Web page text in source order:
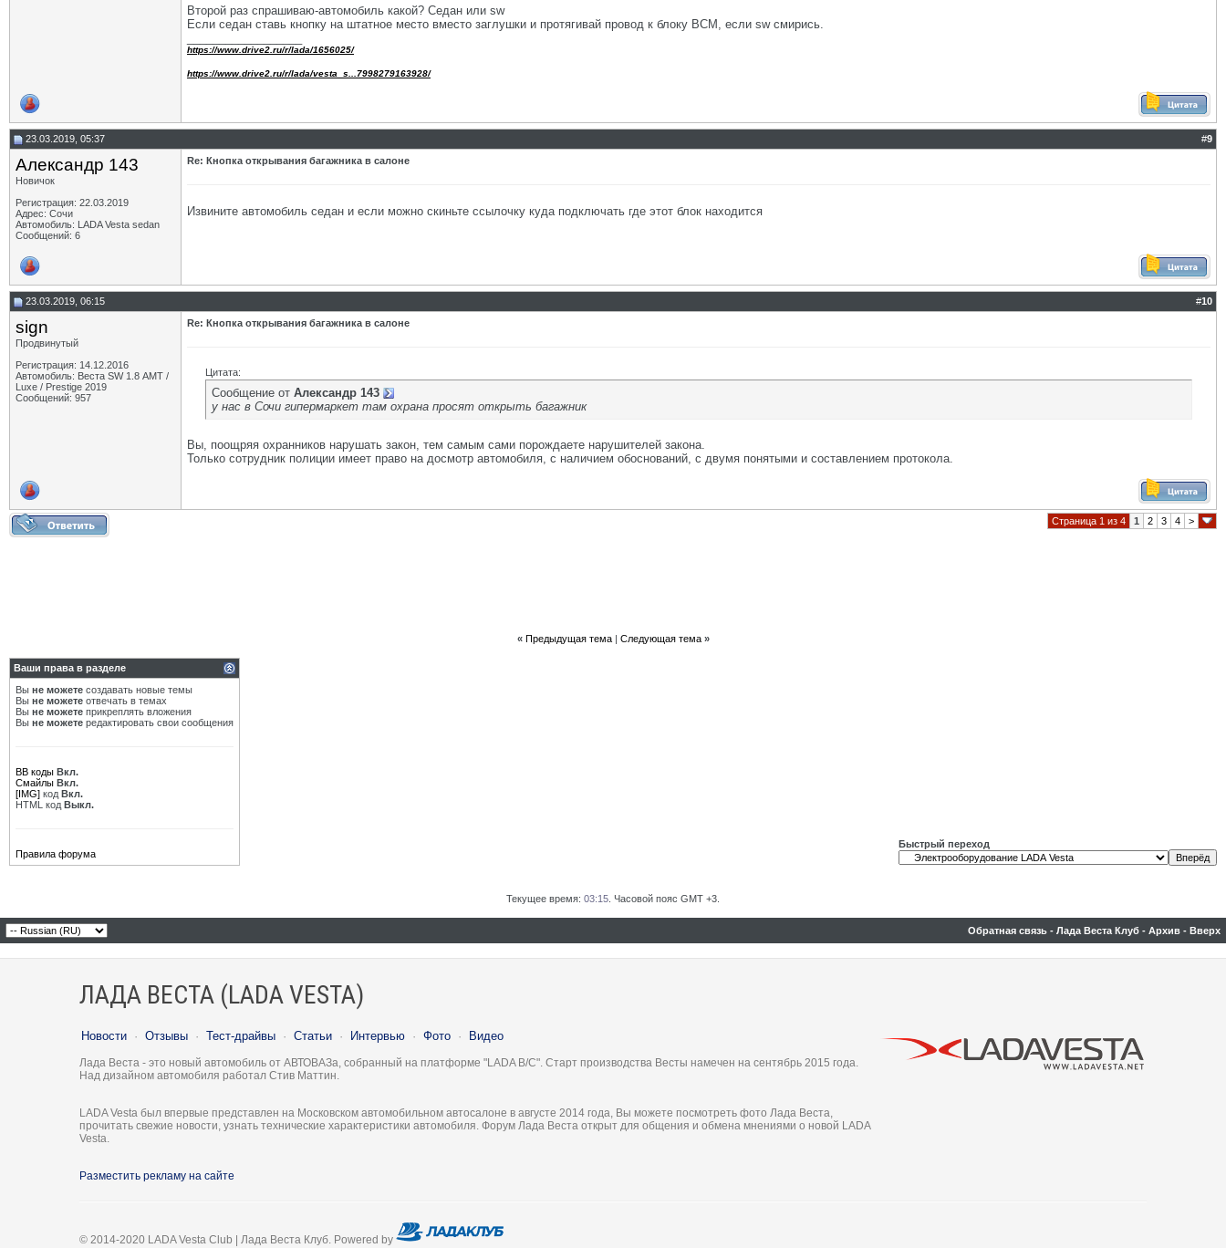
Второй раз спрашиваю-автомобиль какой? Седан или sw
Если седан ставь кнопку на штатное место вместо заглушки и протягивай провод к блоку BCM, если sw смирись.
https://www.drive2.ru/r/lada/1656025/
https://www.drive2.ru/r/lada/vesta_s...7998279163928/
23.03.2019, 05:37 #9
Александр 143
Новичок
Регистрация: 22.03.2019
Адрес: Сочи
Автомобиль: LADA Vesta sedan
Сообщений: 6
Re: Кнопка открывания багажника в салоне
Извините автомобиль седан и если можно скиньте ссылочку куда подключать где этот блок находится
23.03.2019, 06:15 #10
sign
Продвинутый
Регистрация: 14.12.2016
Автомобиль: Веста SW 1.8 АМТ /
Luxe / Prestige 2019
Сообщений: 957
Re: Кнопка открывания багажника в салоне
Цитата:
Сообщение от Александр 143
у нас в Сочи гипермаркет там охрана просят открыть багажник
Вы, поощряя охранников нарушать закон, тем самым сами порождаете нарушителей закона.
Только сотрудник полиции имеет право на досмотр автомобиля, с наличием обоснований, с двумя понятыми и составлением протокола.
Страница 1 из 4 1 2 3 4 >
« Предыдущая тема| Следующая тема »
Ваши права в разделе
Вы не можете создавать новые темы
Вы не можете отвечать в темах
Вы не можете прикреплять вложения
Вы не можете редактировать свои сообщения
BB коды Вкл.
Смайлы Вкл.
[IMG] код Вкл.
HTML код Выкл.
Правила форума
Быстрый переход
Текущее время: 03:15 . Часовой пояс GMT +3.
Обратная связь - Лада Веста Клуб - Архив - Вверх
ЛАДА ВЕСТА (LADA VESTA)
Новости · Отзывы · Тест-драйвы · Статьи · Интервью · Фото · Видео
Лада Веста - это новый автомобиль от АВТОВАЗа, собранный на платформе "LADA B/C". Старт производства Весты намечен на сентябрь 2015 года.
Над дизайном автомобиля работал Стив Маттин.
LADA Vesta был впервые представлен на Московском автомобильном автосалоне в августе 2014 года, Вы можете посмотреть фото Лада Веста,
прочитать свежие новости, узнать технические характеристики автомобиля. Форум Лада Веста открыт для общения и обмена мнениями о новой LADA
Vesta.
Разместить рекламу на сайте
© 2014-2020 LADA Vesta Club | Лада Веста Клуб. Powered by